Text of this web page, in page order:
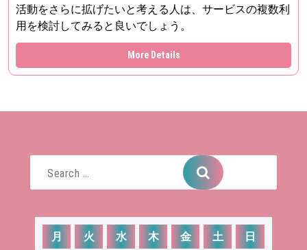
活動をさらに拡げたいと考える人は、サービスの複数利
用を検討してみると良いでしょう。
More Details
Search
for:
月 火 水 木 金 土 日